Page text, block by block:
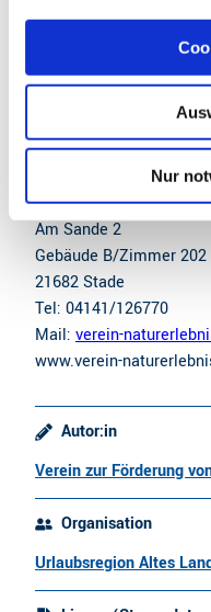
Nur
Weitere Infos / Links
Verein zur Förderung
Am Sande 2
Gebäude B/Zimmer 202
21682 Stade
Tel: 04141/126770
Mail: verein-
www.verein-
Autor:in
Verein zur Förderung
Organisation
Urlaubsregion Altes